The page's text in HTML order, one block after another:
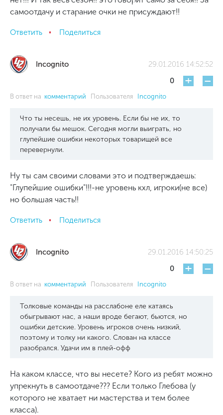
самоотдачу и старание очки не присуждают!!
Ответить Поделиться
Incognito
29.01.2016 14:52:52
0
+ -
В ответ на комментарий Пользователя Incognito
Что ты несешь, не их уровень. Если бы не их, то
получали бы мешок. Сегодня могли выиграть, но
глупейшие ошибки некоторых товарищей все
перевернули.
Ну ты сам своими словами это и подтверждаешь:
"Глупейшие ошибки"!!!-не уровень кхл, игроки(не все)
но большая часть!!
Ответить Поделиться
Incognito
29.01.2016 14:50:25
0
+ -
В ответ на комментарий Пользователя Incognito
Толковые команды на расслабоне еле катаясь
обыгрывают нас, а наши вроде бегают, бьются, но
ошибки детские. Уровень игроков очень низкий,
поэтому и толку ни какого. Слован на классе
разобрался. Удачи им в плей-офф
На каком классе, что вы несете? Кого из ребят можно
упрекнуть в самоотдаче??? Если только Глебова (у
которого не хватает ни мастерства и тем более
класса).